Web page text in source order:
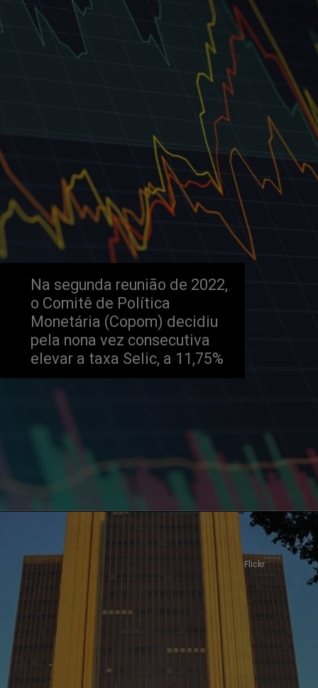
Na segunda reunião de 2022,
o Comitê de Política
Monetária (Copom) decidiu
pela nona vez consecutiva
elevar a taxa Selic, a 11,75%
Flickr